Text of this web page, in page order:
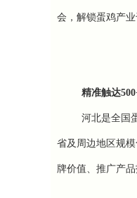
会，解锁蛋鸡产
精准触达
河北是全国
省及周边地区规
牌价值、推广产